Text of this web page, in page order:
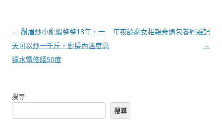
文
章
導
← 鬚眉炒小龍蝦整整18年，一
天可以炒一千斤，廚房內溫度高
達水電修繕50度
年夜齡剩女相親奇遇包養經驗記
→
搜尋
搜尋